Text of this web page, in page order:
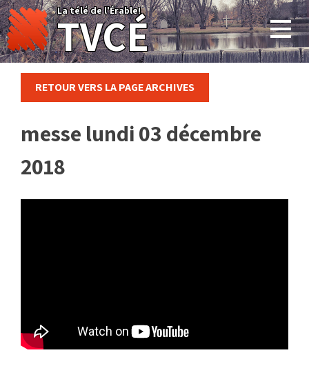
Skip
to
content
La télé de l'Érable!
TVCÉ
RETOUR VERS LA PAGE ARCHIVES
messe lundi 03 décembre
2018